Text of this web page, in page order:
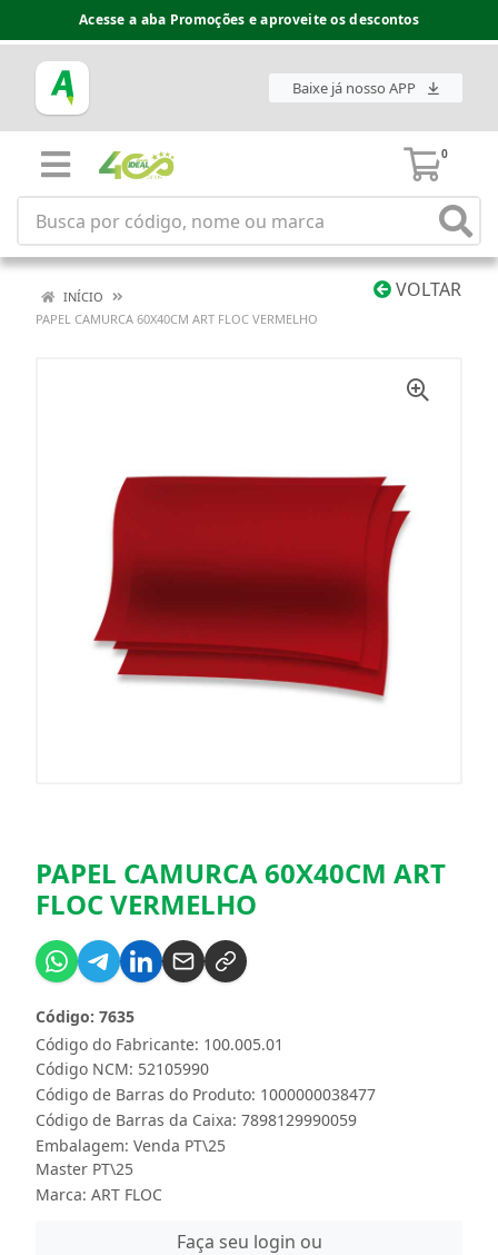
Acesse a aba Promoções e aproveite os descontos
Baixe já nosso APP
0
VOLTAR
INÍCIO
PAPEL CAMURCA 60X40CM ART FLOC VERMELHO
PAPEL CAMURCA 60X40CM ART
FLOC VERMELHO
Código do Fabricante: 100.005.01
Código: 7635
Código NCM: 52105990
Código de Barras do Produto: 1000000038477
Código de Barras da Caixa: 7898129990059
Embalagem: Venda PT\25
Master PT\25
Marca: ART FLOC
Faça seu login ou